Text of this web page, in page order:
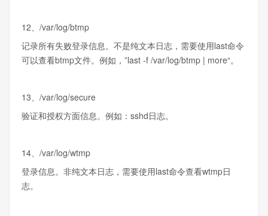
12、/var/log/btmp
记录所有失败登录信息。不是纯文本日志，需要使用last命令
可以查看btmp文件。例如，”last -f /var/log/btmp | more“。
13、/var/log/secure
验证和授权方面信息。例如：sshd日志。
14、/var/log/wtmp
登录信息。非纯文本日志，需要使用last命令查看wtmp日
志。